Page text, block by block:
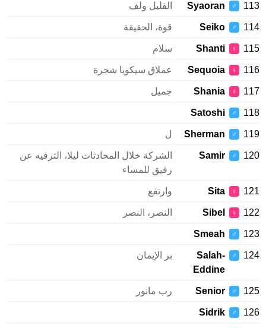
♂
Syaoran القليل ولف
♂
Seiko قوة، الحقيقة
♀
Shanti سلام
♀
Sequoia عملاق سيكويا شجرة
♀
Shania جميل
♂
Satoshi
♂
Sherman ل
♂
Samir
الشركة خلال المحادثات ليلا، الترفيه عن
رفيق للمساء
♀
Sita وارتفع
♀
Sibel النصر، النصر
♂
Smeah
♂
Salah-
Eddine
بر الإيمان
♂
Senior رب مانور
♂
Sidrik